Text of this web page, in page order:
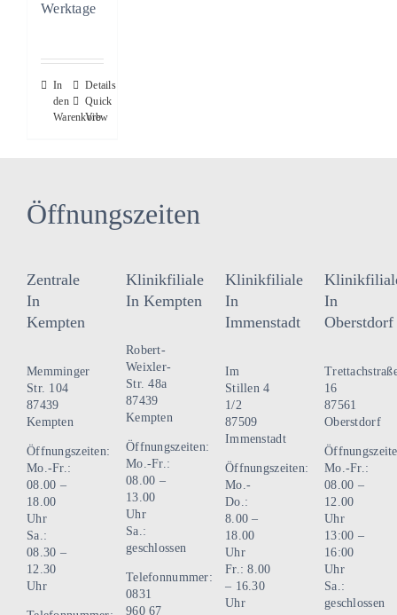
Werktage
In
den
Warenkorb
Details
Quick
View
Öffnungszeiten
Zentrale
In
Kempten
Memminger
Str. 104
87439
Kempten
Öffnungszeiten:
Mo.-Fr.:
08.00 –
18.00
Uhr
Sa.:
08.30 –
12.30
Uhr
Klinikfiliale
In Kempten
Robert-
Weixler-
Str. 48a
87439
Kempten
Öffnungszeiten:
Mo.-Fr.:
08.00 –
13.00
Uhr
Sa.:
geschlossen
Telefonnummer:
0831
960 67
Klinikfiliale
In
Immenstadt
Im
Stillen 4
1/2
87509
Immenstadt
Öffnungszeiten:
Mo.-
Do.:
8.00 –
18.00
Uhr
Fr.: 8.00
– 16.30
Uhr
In
Oberstdorf
16
87561
Oberstdorf
Mo.-Fr.:
08.00 –
12.00
Uhr
13:00 –
16:00
Uhr
Sa.:
geschlossen